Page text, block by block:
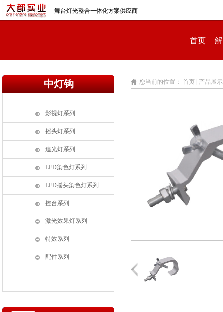
舞台灯光整合一体化方案供应商
首页
中灯钩
影视灯系列
摇头灯系列
追光灯系列
LED染色灯系列
LED摇头染色灯系列
控台系列
激光效果灯系列
特效系列
配件系列
您当前的位置： 首页 | 产品展